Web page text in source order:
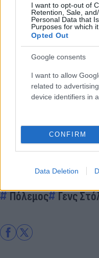
I want to opt-out of
Retention, Sale,
Personal Data that
Purposes for which
Opted Out
Google consents
I want to allow
related to
device identifiers in
CONFIRM
Data Deletion
Κάνε κλικ
Flash.grστην
Διάβασε
Πόλεμος
Γενς